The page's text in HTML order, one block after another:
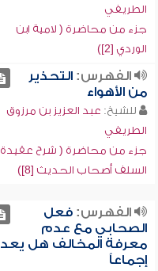
الطريفي
جزء من محاضرة ( لامية ابن
الوردي [2])
الفهرس:التحذير
من الأهواء
للشيخ: عبد العزيز بن مرزوق
الطريفي
جزء من محاضرة ( شرح عقيدة
السلف أصحاب الحديث [8])
الفهرس:فعل
الصحابي مع عدم
معرفة المخالف هل يعد
إجماعاً